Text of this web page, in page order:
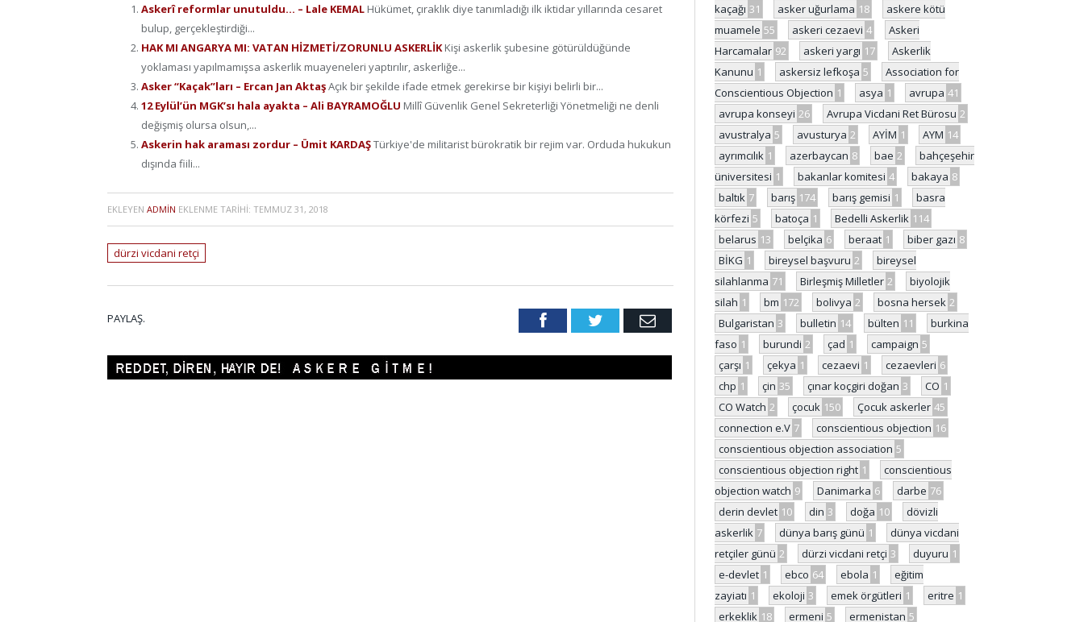
Askerî reformlar unutuldu… – Lale KEMAL Hükümet, çıraklık diye tanımladığı ilk iktidar yıllarında cesaret
bulup, gerçekleştirdiği...
HAK MI ANGARYA MI: VATAN HİZMETİ/ZORUNLU ASKERLİKKişi askerlik şubesine götürüldüğünde
yoklaması yapılmamışsa askerlik muayeneleri yaptırılır, askerliğe...
Asker “Kaçak”ları – Ercan Jan AktaşAçık bir şekilde ifade etmek gerekirse bir kişiyi belirli bir...
12 Eylül’ün MGK’sı hala ayakta – Ali BAYRAMOĞLU Millî Güvenlik Genel Sekreterliği Yönetmeliği ne denli
değişmiş olursa olsun,...
Askerin hak araması zordur – Ümit KARDAŞTürkiye'de militarist bürokratik bir rejim var. Orduda hukukun
dışında fiili...
EKLEYEN ADMIN EKLENME TARIHI: TEMMUZ 31, 2018
dürzi vicdani retçi
PAYLAŞ. FacebookTwitter Email
kaçağı 31 asker uğurlama 18
askere kötü
muamele 55 askeri cezaevi 4
Askeri
Harcamalar 92 askeri yargı 17
Askerlik
Kanunu 1 askersiz lefkoşa 5
Association for
Conscientious Objection 1 asya 1 avrupa 41
avrupa konseyi 26 Avrupa Vicdani Ret Bürosu 2
avustralya 5 avusturya 2 AYİM 1 AYM 14
ayrımcılık 1 azerbaycan 8 bae 2
bahçeşehir
üniversitesi 1 bakanlar komitesi 4 bakaya 8
baltık 7 barış 174 barış gemisi 1
basra
körfezi 5 batoça 1 Bedelli Askerlik 114
belarus 13 belçika 6 beraat 1 biber gazı 8
BİKG 1 bireysel başvuru 2
bireysel
silahlanma 71 Birleşmiş Milletler 2
biyolojik
silah 1 bm 172 bolivya 2 bosna hersek 2
Bulgaristan 3 bulletin 14 bülten 11
burkina
faso 1 burundi 2 çad 1 campaign 5
çarşı 1 çekya 1 cezaevi 1 cezaevleri 6
chp 1 çin 35 çınar koçgiri doğan 3 CO 1
CO Watch 2 çocuk 150 Çocuk askerler 45
connection e.V 7 conscientious objection 16
conscientious objection association 5
conscientious objection right 1
conscientious
objection watch 9 Danimarka 6 darbe 76
derin devlet 10 din 3 doğa 10
dövizli
askerlik 7 dünya barış günü 1
dünya vicdani
retçiler günü 2 dürzi vicdani retçi 3 duyuru 1
e-devlet 1 ebco 64 ebola 1
eğitim
zayiatı 1 ekoloji 3 emek örgütleri 1 eritre 1
erkeklik 18 ermeni 5 ermenistan 5